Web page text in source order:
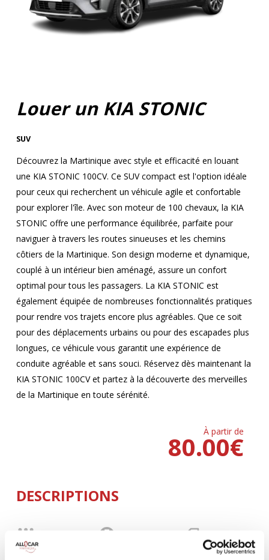
Louer un KIA STONIC
SUV
Découvrez la Martinique avec style et efficacité en louant
une KIA STONIC 100CV. Ce SUV compact est l'option idéale
pour ceux qui recherchent un véhicule agile et confortable
pour explorer l'île. Avec son moteur de 100 chevaux, la KIA
STONIC offre une performance équilibrée, parfaite pour
naviguer à travers les routes sinueuses et les chemins
côtiers de la Martinique. Son design moderne et dynamique,
couplé à un intérieur bien aménagé, assure un confort
optimal pour tous les passagers. La KIA STONIC est
également équipée de nombreuses fonctionnalités pratiques
pour rendre vos trajets encore plus agréables. Que ce soit
pour des déplacements urbains ou pour des escapades plus
longues, ce véhicule vous garantit une expérience de
conduite agréable et sans souci. Réservez dès maintenant la
KIA STONIC 100CV et partez à la découverte des merveilles
de la Martinique en toute sérénité.
À partir de
€
80.00
DESCRIPTIONS
100 CV